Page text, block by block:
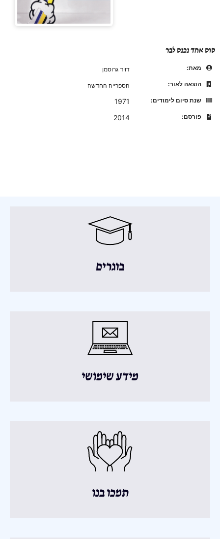
סוס אחד נכנס לבר
מאת:
דויד גרוסמן
הוצאה לאור:
הספרייה החדשה
שנת סיום לימודים:
1971
פורסם: 2014
בוגרים
מידע שימושי
תמכו בנו